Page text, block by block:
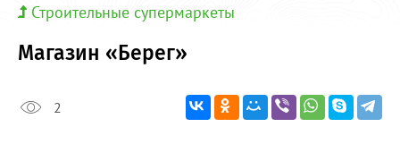
Строительные супермаркеты
Магазин «Берег»
2